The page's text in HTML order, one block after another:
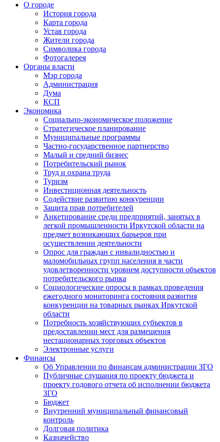
О городе
История города
Карта города
Устав города
Жители города
Символика города
Фотогалерея
Органы власти
Мэр города
Администрация
Дума
КСП
Экономика
Социально-экономическое положение
Стратегическое планирование
Муниципальные программы
Частно-государственное партнерство
Малый и средний бизнес
Потребительский рынок
Труд и охрана труда
Туризм
Инвестиционная деятельность
Содействие развитию конкуренции
Защита прав потребителей
Анкетирование среди предприятий, занятых в
легкой промышленности Иркутской области на
предмет возникающих барьеров при
осуществлении деятельности
Опрос для граждан с инвалидностью и
маломобильных групп населения в части
удовлетворенности уровнем доступности объектов
потребительского рынка
Социологические опросы в рамках проведения
ежегодного мониторинга состояния развития
конкуренции на товарных рынках Иркутской
области
Потребность хозяйствующих субъектов в
предоставлении мест для размещения
нестационарных торговых объектов
Электронные услуги
Финансы
Об Управлении по финансам администрации ЗГО
Публичные слушания по проекту бюджета и
проекту годового отчета об исполнении бюджета
ЗГО
Бюджет
Внутренний муниципальный финансовый
контроль
Долговая политика
Казначейство